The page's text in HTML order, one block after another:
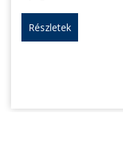
Részletek